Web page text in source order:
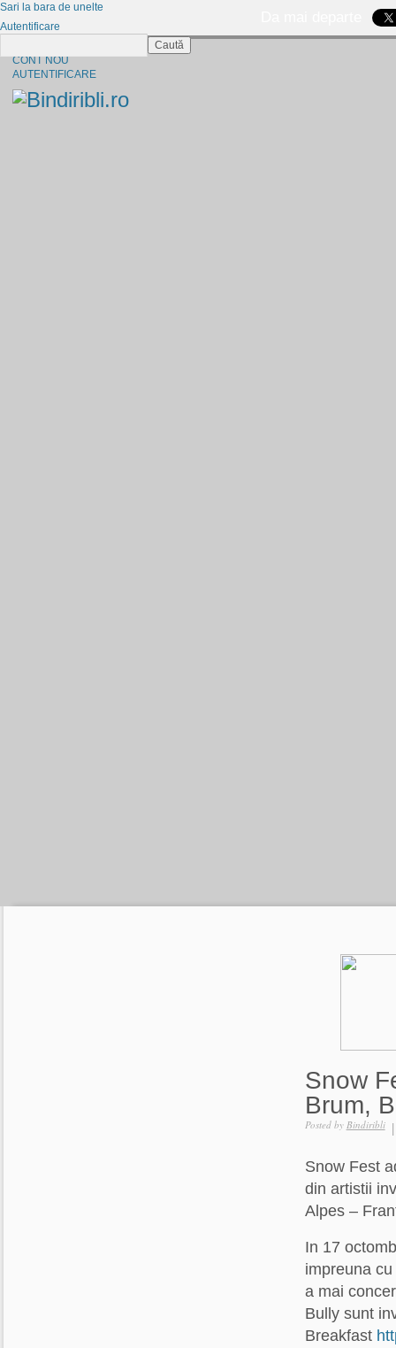
CONT NOU
AUTENTIFICARE
Snow
Brum,
Posted by Bindiribli
Snow Fest
din artistii
Alpes –
In 17
impreuna
a mai
Bully sunt
Breakfast
Sari la bara de unelte
Autentificare
Caută